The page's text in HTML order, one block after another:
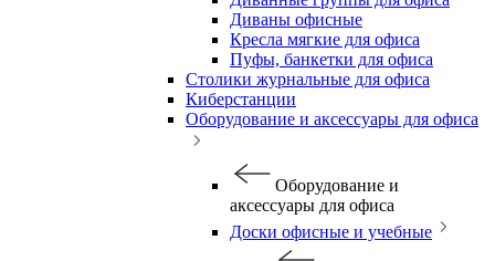
Диваны офисные
Кресла мягкие для офиса
Пуфы, банкетки для офиса
Столики журнальные для офиса
Киберстанции
Оборудование и аксессуары для офиса
Оборудование и
аксессуары для офиса
Доски офисные и учебные